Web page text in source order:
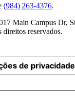
(984) 263-4376.
Main Campus Dr,
reservados.
de privacidade